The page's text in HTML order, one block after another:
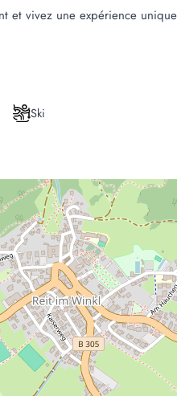
et vivez une expérience unique
Ski